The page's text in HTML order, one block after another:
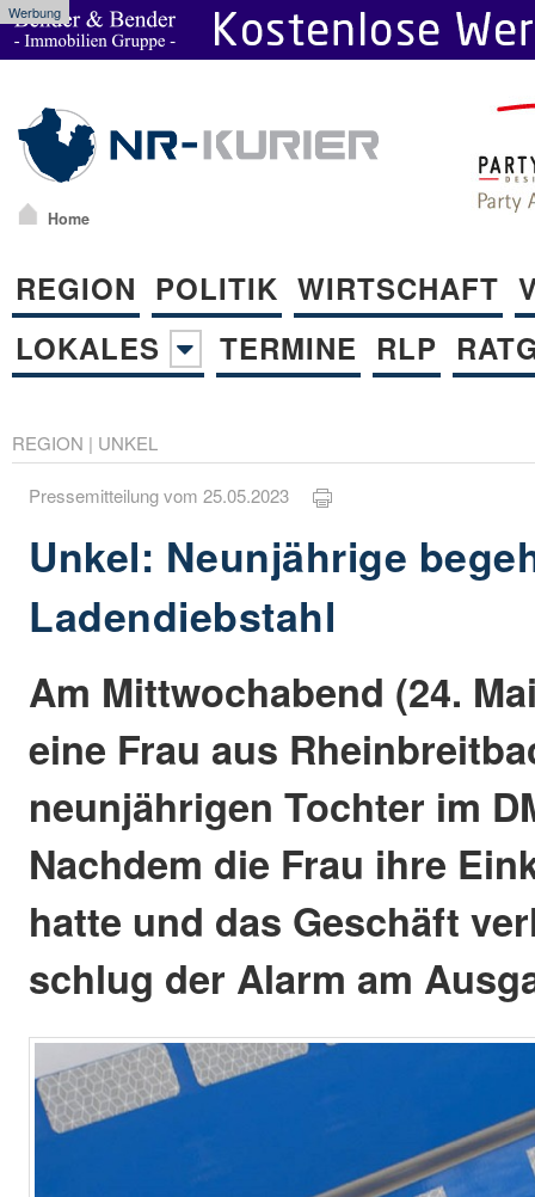
Werbung
Home
REGION POLITIK WIRTSCHAFT
LOKALES
TERMINE RLP
REGION | UNKEL
Pressemitteilung vom 25.05.2023
Unkel: Neunjährige
Ladendiebstahl
Am Mittwochabend (24.
eine Frau aus
neunjährigen Tochter im
Nachdem die Frau ihre
hatte und das Geschäft
schlug der Alarm am